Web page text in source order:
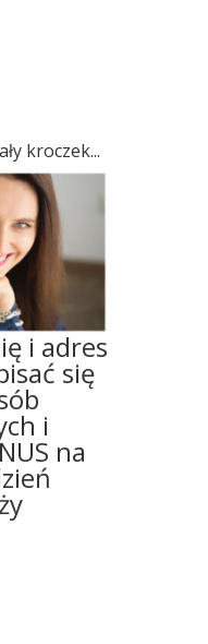
kroczek...
i adres
się
i
na